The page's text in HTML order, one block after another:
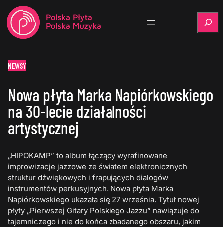
NEWSY
Nowa płyta Marka Napiórkowskiego
na 30-lecie działalności
artystycznej
„HIPOKAMP” to album łączący wyrafinowane
improwizacje jazzowe ze światem elektronicznych
struktur dźwiękowych i frapujących dialogów
instrumentów perkusyjnych. Nowa płyta Marka
Napiórkowskiego ukazała się 27 września. Tytuł nowej
płyty „Pierwszej Gitary Polskiego Jazzu” nawiązuje do
tajemniczego i nie do końca zbadanego obszaru, jakim